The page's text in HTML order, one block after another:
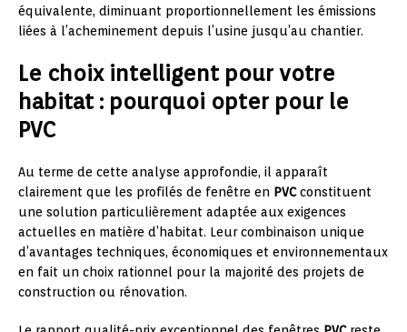
équivalente, diminuant proportionnellement les émissions
liées à l’acheminement depuis l’usine jusqu’au chantier.
Le choix intelligent pour votre
habitat : pourquoi opter pour le
PVC
Au terme de cette analyse approfondie, il apparaît
clairement que les profilés de fenêtre en PVCconstituent
une solution particulièrement adaptée aux exigences
actuelles en matière d’habitat. Leur combinaison unique
d’avantages techniques, économiques et environnementaux
en fait un choix rationnel pour la majorité des projets de
construction ou rénovation.